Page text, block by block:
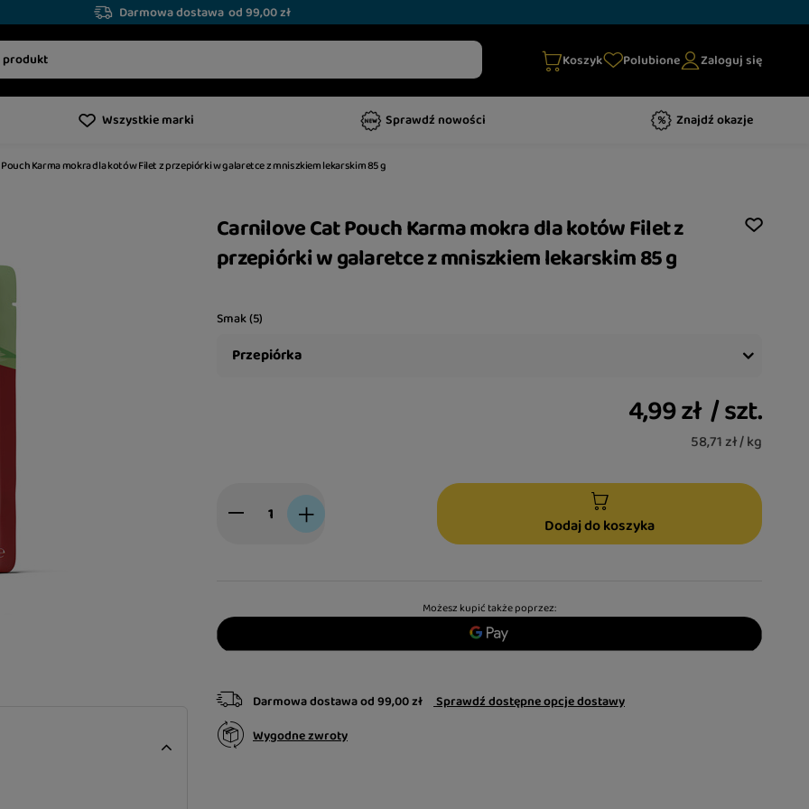
Darmowa dostawa od 99,00 zł
Koszyk Polubione Zaloguj się
Wszystkie marki Sprawdź nowości Znajdź okazje
Karma mokra dla kotów Filet z przepiórki w galaretce z mniszkiem lekarskim 85 g
Carnilove Cat Pouch Karma mokra dla kotów Filet z
przepiórki w galaretce z mniszkiem lekarskim 85 g
Smak (5)
Przepiórka
4,99 zł /szt.
58,71 zł / kg
Dodaj do koszyka
Możesz kupić także poprzez:
Darmowa dostawaod99,00 zł Sprawdź dostępne opcje dostawy
Wygodne zwroty